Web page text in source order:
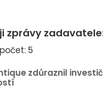
zprávy
5
zdůraznil